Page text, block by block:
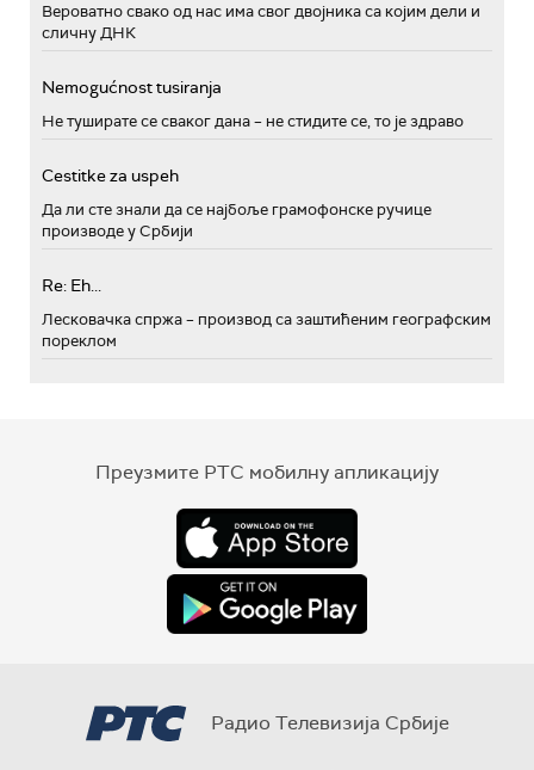
Вероватно свако од нас има свог двојника са којим дели и
сличну ДНК
Nemogućnost tusiranja
Не туширате се сваког дана – не стидите се, то је здраво
Cestitke za uspeh
Да ли сте знали да се најбоље грамофонске ручице
производе у Србији
Re: Eh...
Лесковачка спржа – производ са заштићеним географским
пореклом
Преузмите РТС мобилну апликацију
Радио Телевизија Србије